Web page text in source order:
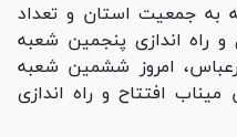
به جمعیت استان و تعداد
راه اندازی پنجمین شعبه
امروز ششمین شعبه
میناب افتتاح و راه اندازی